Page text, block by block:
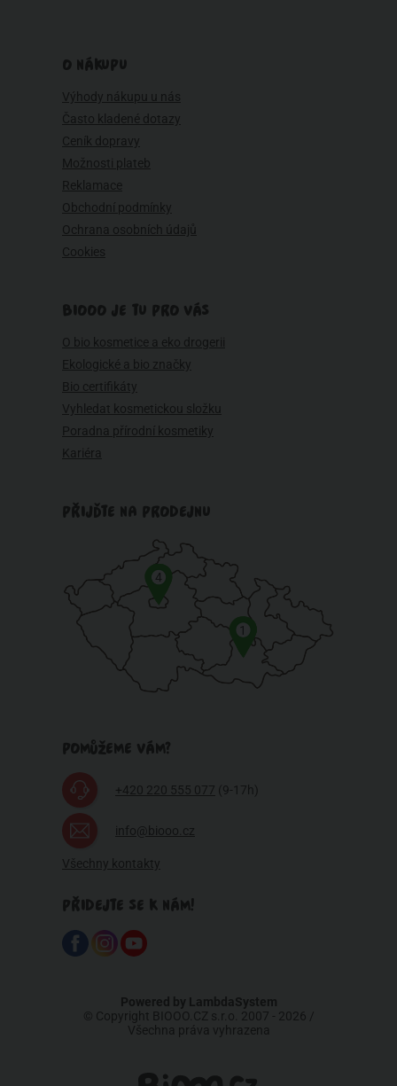
O NÁKUPU
Výhody nákupu u nás
Často kladené dotazy
Ceník dopravy
Možnosti plateb
Reklamace
Obchodní podmínky
Ochrana osobních údajů
Cookies
BIOOO JE TU PRO VÁS
O bio kosmetice a eko drogerii
Ekologické a bio značky
Bio certifikáty
Vyhledat kosmetickou složku
Poradna přírodní kosmetiky
Kariéra
PŘIJĎTE NA PRODEJNU
1
4
POMŮŽEME VÁM?
+420 220 555 077 (9-17h)
info@biooo.cz
Všechny kontakty
PŘIDEJTE SE K NÁM!
Powered by LambdaSystem
© Copyright BIOOO.CZ s.r.o. 2007 - 2026 /
Všechna práva vyhrazena